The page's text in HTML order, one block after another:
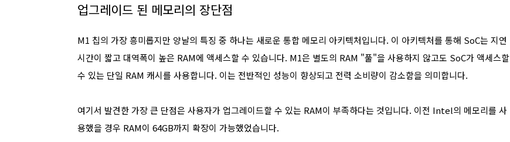
업그레이드 된 메모리의 장단점
M1 칩의 가장 흥미롭지만 양날의 특징 중 하나는 새로운 통합 메모리 아키텍처입니다. 이 아키텍처를 통해 SoC는 지연
시간이 짧고 대역폭이 높은 RAM에 액세스할 수 있습니다. M1은 별도의 RAM "풀"을 사용하지 않고도 SoC가 액세스할
수 있는 단일 RAM 캐시를 사용합니다. 이는 전반적인 성능이 향상되고 전력 소비량이 감소함을 의미합니다.
여기서 발견한 가장 큰 단점은 사용자가 업그레이드할 수 있는 RAM이 부족하다는 것입니다. 이전 Intel의 메모리를 사
용했을 경우 RAM이 64GB까지 확장이 가능했었습니다.